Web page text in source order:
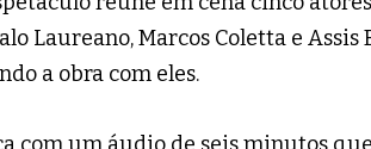
Laureano, Marcos Coletta e
a obra com eles.